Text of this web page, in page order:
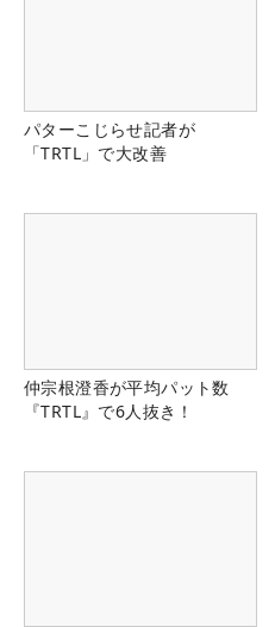
パターこじらせ記者が
「TRTL」で大改善
仲宗根澄香が平均パット数
『TRTL』で6人抜き！